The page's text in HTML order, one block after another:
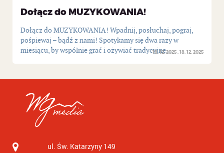
Dołącz do MUZYKOWANIA!
18. 12. 2025 18. 12. 2025
Dołącz do MUZYKOWANIA! Wpadnij, posłuchaj, pograj,
pośpiewaj – bądź z nami! Spotykamy się dwa razy w
miesiącu, by wspólnie grać i ożywiać tradycyjne...
ul. Św. Katarzyny 149